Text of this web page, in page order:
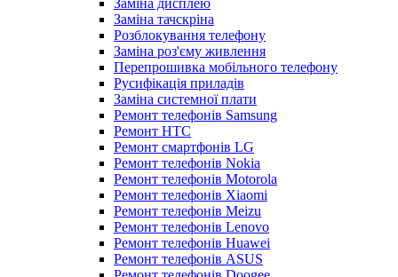
Заміна дисплею
Заміна тачскріна
Розблокування телефону
Заміна роз'єму живлення
Перепрошивка мобільного телефону
Русифікація приладів
Заміна системної плати
Ремонт телефонів Samsung
Ремонт HTC
Ремонт смартфонів LG
Ремонт телефонів Nokia
Ремонт телефонів Motorola
Ремонт телефонів Xiaomi
Ремонт телефонів Meizu
Ремонт телефонів Lenovo
Ремонт телефонів Huawei
Ремонт телефонів ASUS